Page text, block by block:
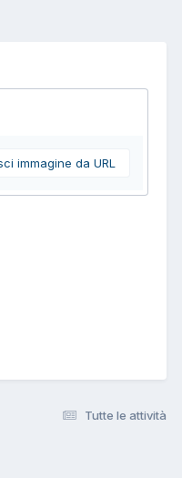
immagine da URL
Tutte le attività